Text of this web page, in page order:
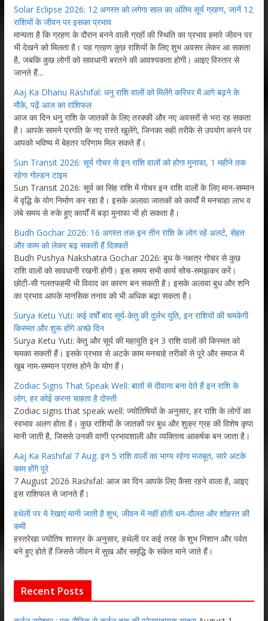
Solar Eclipse 2026: 12 अगस्त को लगेगा साल का अंतिम सूर्य ग्रहण, जानें 12
राशियों के जीवन पर इसका प्रभाव
मान्यता है कि ग्रहण के दौरान बनने वाली ग्रहों की स्थिति का प्रभाव हमारे जीवन पर
भी देखने को मिलता है। यह ग्रहण कुछ राशियों के लिए शुभ अवसर लेकर आ सकता
है, जबकि कुछ लोगों को सावधानी बरतने की आवश्यकता होगी। आइए विस्तार से
जानते हैं...
Aaj Ka Dhanu Rashifal: धनु राशि वालों को मिलेंगे करियर में आगे बढ़ने के
मौके, पढ़ें आज का राशिफल
आज का दिन धनु राशि के जातकों के लिए तरक्की और नए अवसरों से भरा रह सकता
है। आपके सामने प्रगति के नए रास्ते खुलेंगे, जिनका सही तरीके से उपयोग करने पर
आपको भविष्य में बेहतर परिणाम मिल सकते हैं।
Sun Transit 2026: सूर्य गोचर से इन राशि वालों को होगा मुनाफा, 1 महीने तक
रहेगा गोल्डन टाइम
Sun Transit 2026: सूर्य का सिंह राशि में गोचर इन राशि वालों के लिए मान-सम्मान
में वृद्धि के योग निर्माण कर रहा है। इसके अलावा जातकों को कार्यों में मनचाहा लाभ व
लंबे समय से रुके हुए कार्यों में बड़ा मुनाफा भी हो सकता है।
Budh Gochar 2026: 16 अगस्त तक इन तीन राशि के लोग रहें अलर्ट, सेहत
और काम को लेकर बढ़ सकती हैं दिक्कतें
Budh Pushya Nakshatra Gochar 2026: बुध के नक्षत्र गोचर से कुछ
राशि वालों को सावधानी रखनी होगी। इस समय सभी कार्य सोच-समझकर करें।
छोटी-सी गलतफहमी भी विवाद का कारण बन सकती है। इसके अलावा बुध और शनि
का प्रभाव आपके मानसिक तनाव को भी अधिक बढ़ा सकता है।
Surya Ketu Yuti: कई वर्षों बाद सूर्य-केतु की दुर्लभ युति, इन राशियों की चमकेगी
किस्मत और शुरू होंगे अच्छे दिन
Surya Ketu Yuti: केतु और सूर्य की महायुति इन 3 राशि वालों की किस्मत को
चमका सकती हैं। इसके प्रभाव से अटके काम मनचाहे तरीकों से पूरे और समाज में
खूब नाम-सम्मान प्राप्त होने के योग हैं।
Zodiac Signs That Speak Well: बातों से दीवाना बना देते हैं इन राशि के
लोग, हर कोई करना चाहता है दोस्ती
Zodiac signs that speak well: ज्योतिषियों के अनुसार, हर राशि के लोगों का
स्वभाव अलग होता है। कुछ राशियों के जातकों पर बुध और शुक्र ग्रह की विशेष कृपा
मानी जाती है, जिससे उनकी वाणी प्रभावशाली और व्यक्तित्व आकर्षक बन जाता है।
Aaj Ka Rashifal 7 Aug: इन 5 राशि वालों का भाग्य रहेगा मजबूत, सारे अटके
काम होंगे पूरे
7 August 2026 Rashifal: आज का दिन आपके लिए कैसा रहने वाला है, आइए
इस राशिफल से जानते हैं।
हथेली पर ये रेखाएं मानी जाती है शुभ, जीवन में नहीं होती धन-दौलत और शोहरत की
कमी
हस्तरेखा ज्योतिष शास्त्र के अनुसार, हथेली पर कई तरह के शुभ निशान और पर्वत
बने हुए होते हैं जिससे जीवन में सुख और समृद्धि के संकेत माने जाते हैं।
Recent Posts